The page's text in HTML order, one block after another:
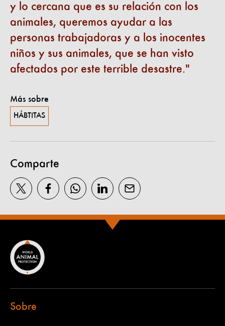
y lo cercana que es su relación con los
animales, queremos ayudar a las
personas trabajadoras y a los inocentes
niños y sus animales, que se han visto
afectados por este terrible desastre.
Más sobre
HÁBTITAS
Comparte
Sobre